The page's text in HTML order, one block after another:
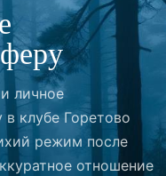
личное
клубе Горетово
режим после
отношение